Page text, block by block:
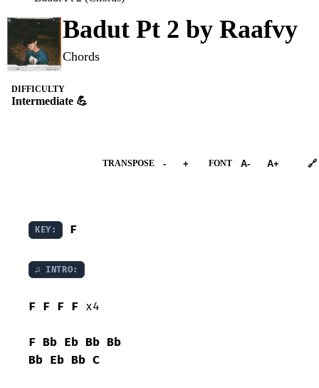
Badut Pt 2 by Raafvy
Chords
DIFFICULTY
Intermediate 💪
TRANSPOSE - + FONT A- A+ 🔗
KEY: F
♫ INTRO:
F F F F x4
F Bb Eb Bb Bb
Bb Eb Bb C